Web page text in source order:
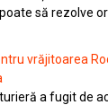
să rezolve
vrăjitoarea
a fugit de